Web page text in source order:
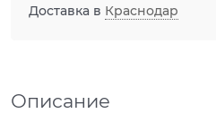
Доставка в Краснодар
Описание